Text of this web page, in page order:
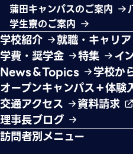
蒲田キャンパスのご案内
学生寮のご案内
学校紹介 就職・キャリア
学費・奨学金
特集
イ
News＆Topics
学校か
オープンキャンパス＋体験
交通アクセス
資料請求
理事長ブログ
訪問者別メニュー